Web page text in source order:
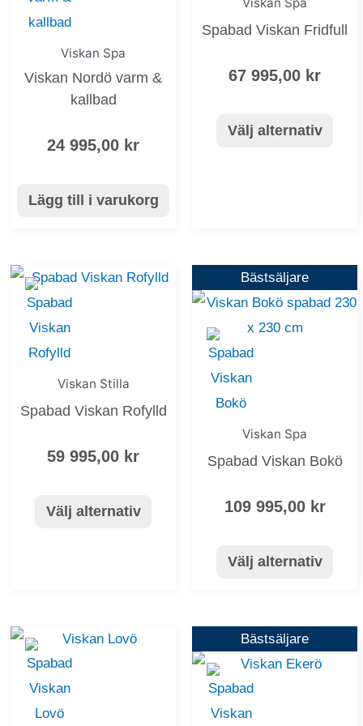
Viskan Spa
Viskan Nordö varm &
kallbad
24 995,00 kr
Lägg till i varukorg
Viskan Spa
Spabad Viskan Fridfull
67 995,00 kr
Välj alternativ
De
alternativen
väljas
Viskan Stilla
Spabad Viskan Rofylld
59 995,00 kr
Välj alternativ
Den
flera
varianter.
olika
Bästsäljare
Viskan Spa
Spabad Viskan Bokö
109 995,00 kr
Välj alternativ
Den
här
produkten
De
olika
kan
Den
Bästsäljare
Den
här